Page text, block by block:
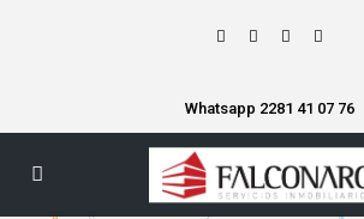
Whatsapp 2281 41 07 76